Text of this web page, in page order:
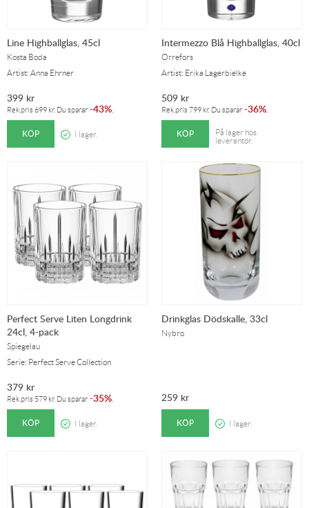
Line Highballglas, 45cl
Kosta Boda
Artist: Anna Ehrner
399 kr
Rek.pris 699 kr. Du sparar -43%.
KÖP I lager.
Intermezzo Blå Highballglas, 40cl
Orrefors
Artist: Erika Lagerbielke
509 kr
Rek.pris 799 kr. Du sparar -36%.
KÖP
På lager hos
leverantör.
Perfect Serve Liten Longdrink
24cl, 4-pack
Spiegelau
Serie: Perfect Serve Collection
379 kr
Rek.pris 579 kr. Du sparar -35%.
KÖP I lager.
Drinkglas Dödskalle, 33cl
Nybro
259 kr
KÖP I lager.